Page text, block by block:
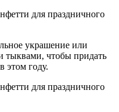
украшение или
тыквами, чтобы придать
этом году.